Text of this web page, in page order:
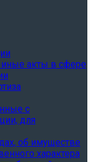
акты в сфере
с
для
об имуществе
характера